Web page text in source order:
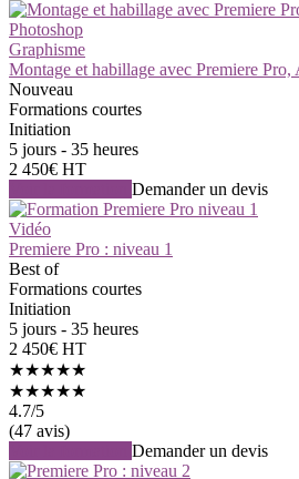
Graphisme
Montage et habillage avec Premiere
Nouveau
Formations courtes
Initiation
5 jours - 35 heures
2 450€ HT
Demander un devis
Vidéo
Premiere Pro : niveau 1
Best of
Formations courtes
Initiation
5 jours - 35 heures
2 450€ HT
★★★★★
★★★★★
4.7/5
(47 avis)
Demander un devis